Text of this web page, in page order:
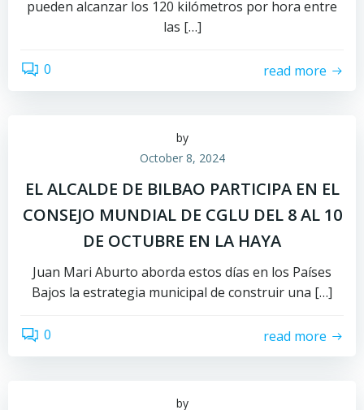
pueden alcanzar los 120 kilómetros por hora entre
las […]
0 read more
by
October 8, 2024
EL ALCALDE DE BILBAO PARTICIPA EN EL
CONSEJO MUNDIAL DE CGLU DEL 8 AL 10
DE OCTUBRE EN LA HAYA
Juan Mari Aburto aborda estos días en los Países
Bajos la estrategia municipal de construir una […]
0 read more
by